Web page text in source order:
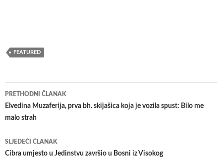
FEATURED
Navigacija
članaka
PRETHODNI ČLANAK
Elvedina Muzaferija, prva bh. skijašica koja je vozila spust: Bilo me
malo strah
SLJEDEĆI ČLANAK
Cibra umjesto u Jedinstvu završio u Bosni iz Visokog